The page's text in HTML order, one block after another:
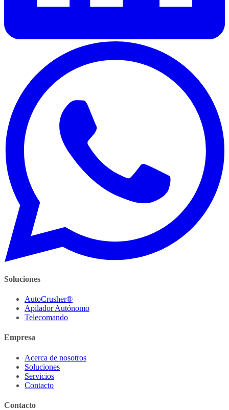
Soluciones
AutoCrusher®
Apilador Autónomo
Telecomando
Empresa
Acerca de nosotros
Soluciones
Servicios
Contacto
Contacto